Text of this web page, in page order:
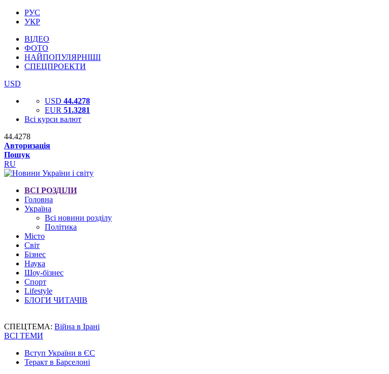
РУС
УКР
ВІДЕО
ФОТО
НАЙПОПУЛЯРНІШІ
СПЕЦПРОЕКТИ
USD
USD 44.4278
EUR 51.3281
Всі курси валют
44.4278
Авторизація
Пошук
RU
ВСІ РОЗДІЛИ
Головна
Україна
Всі новини розділу
Політика
Місто
Світ
Бізнес
Наука
Шоу-бізнес
Спорт
Lifestyle
БЛОГИ ЧИТАЧІВ
СПЕЦТЕМА: Війна в Ірані
ВСІ ТЕМИ
Вступ України в ЄС
Теракт в Барселоні